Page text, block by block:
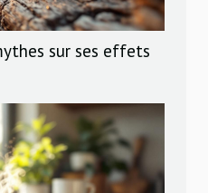
sur ses effets